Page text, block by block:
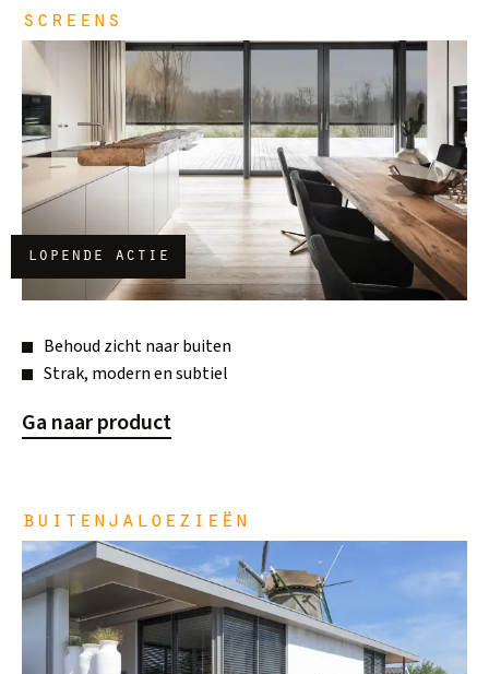
screens
lopende actie
Behoud zicht naar buiten
Strak, modern en subtiel
Ga naar product
buitenjaloezieën